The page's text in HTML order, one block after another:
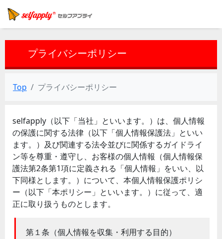
プライバシーポリシー
Top プライバシーポリシー
selfapply（以下「当社」といいます。）は、個人情報
の保護に関する法律（以下「個人情報保護法」といい
ます。）及び関連する法令並びに関係するガイドライ
ン等を尊重・遵守し、お客様の個人情報（個人情報保
護法第2条第1項に定義される「個人情報」をいい、以
下同様とします。）について、本個人情報保護ポリシ
ー（以下「本ポリシー」といいます。）に従って、適
正に取り扱うものとします。
第１条（個人情報を収集・利用する目的）